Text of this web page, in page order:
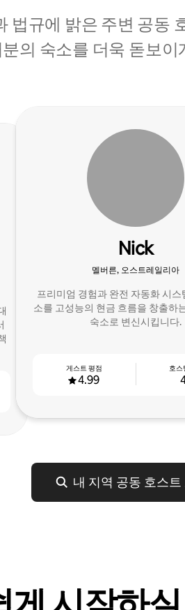
법규에 밝은 주변 공동
분의 숙소를 더욱 돋보
Nick
멜버른, 오스트레일리아
프리미엄 경험과 완전 자동화 시스
소를 고성능의 현금 흐름을 창출하
숙소로 변신시킵니다.
4.99
게스트 평점 호스
내 지역 공동 호스트